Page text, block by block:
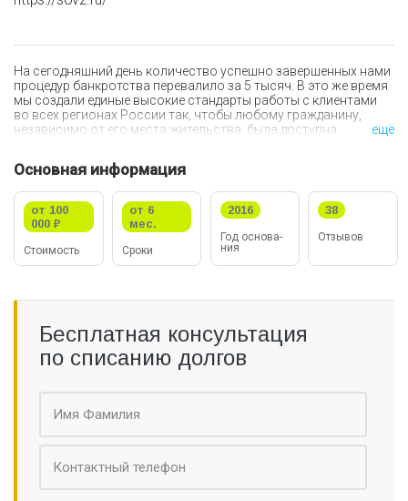
Основная информация
Стои­мо­сть
от 100
000 ₽
Сроки
от 6
мес.
Год ос­но­ва­
ния
2016
Отзывов
38
На сегодняшний день количество успешно завершенных нами
процедур банкротства перевалило за 5 тысяч. В это же время
мы создали единые высокие стандарты работы с клиентами
во всех регионах России так, чтобы любому гражданину,
независимо от его места жительства, была доступна
Каждый гражданин должен знать, что у него есть
квалифицированный юрист, на которого он может
положиться и который несет моральную и
профессиональную ответственность перед клиентом.
В связи со стремительным увеличением объема обращений от
граждан в различных регионах России, мы начали привлекать
управляющих и, в итоге, создали крупное сообщество
ещё
Бесплатная консультация
по списанию долгов